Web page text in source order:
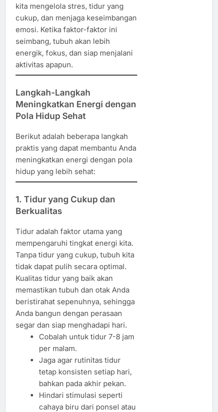
kita mengelola stres, tidur yang
cukup, dan menjaga keseimbangan
emosi. Ketika faktor-faktor ini
seimbang, tubuh akan lebih
energik, fokus, dan siap menjalani
aktivitas apapun.
Langkah-Langkah
Meningkatkan Energi dengan
Pola Hidup Sehat
Berikut adalah beberapa langkah
praktis yang dapat membantu Anda
meningkatkan energi dengan pola
hidup yang lebih sehat:
1. Tidur yang Cukup dan
Berkualitas
Tidur adalah faktor utama yang
mempengaruhi tingkat energi kita.
Tanpa tidur yang cukup, tubuh kita
tidak dapat pulih secara optimal.
Kualitas tidur yang baik akan
memastikan tubuh dan otak Anda
beristirahat sepenuhnya, sehingga
Anda bangun dengan perasaan
segar dan siap menghadapi hari.
Cobalah untuk tidur 7-8 jam
per malam.
Jaga agar rutinitas tidur
tetap konsisten setiap hari,
bahkan pada akhir pekan.
Hindari stimulasi seperti
cahaya biru dari ponsel atau